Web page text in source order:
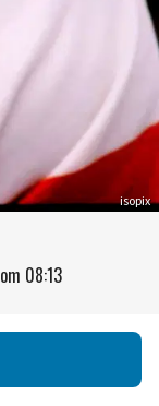
isopix
om 08:13